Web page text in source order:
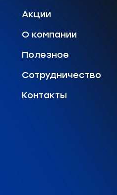
Акции
О компании
Полезное
Сотрудничество
Контакты